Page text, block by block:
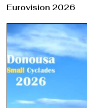
Eurovision 2026